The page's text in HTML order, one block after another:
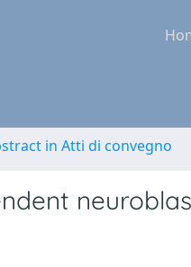
in Atti di convegno